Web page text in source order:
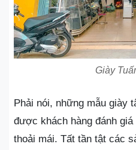
Giày
Phải nói, những mẫu giày
được khách hàng đánh
thoải mái. Tất tần tật các